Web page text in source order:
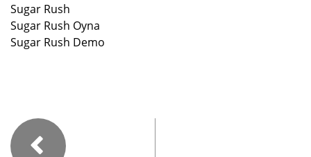
Sugar Rush
Sugar Rush Oyna
Sugar Rush Demo